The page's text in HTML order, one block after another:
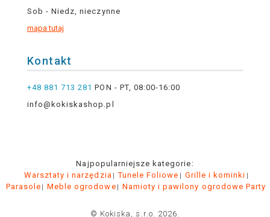
Sob - Niedz, nieczynne
mapa tutaj
Kontakt
+48 881 713 281 PON - PT, 08:00-16:00
info@kokiskashop.pl
Najpopularniejsze kategorie:
Warsztaty i narzędzia
Tunele Foliowe
Grille i kominki
Parasole
Meble ogrodowe Namioty i pawilony ogrodowe Party
© Kokiska, s.r.o. 2026.